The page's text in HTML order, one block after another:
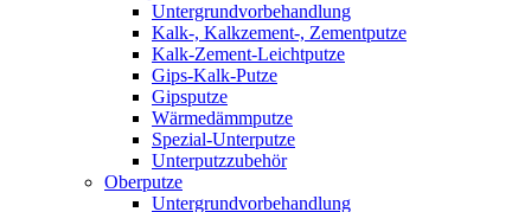
Untergrundvorbehandlung
Kalk-, Kalkzement-, Zementputze
Kalk-Zement-Leichtputze
Gips-Kalk-Putze
Gipsputze
Wärmedämmputze
Spezial-Unterputze
Unterputzzubehör
Oberputze
Untergrundvorbehandlung